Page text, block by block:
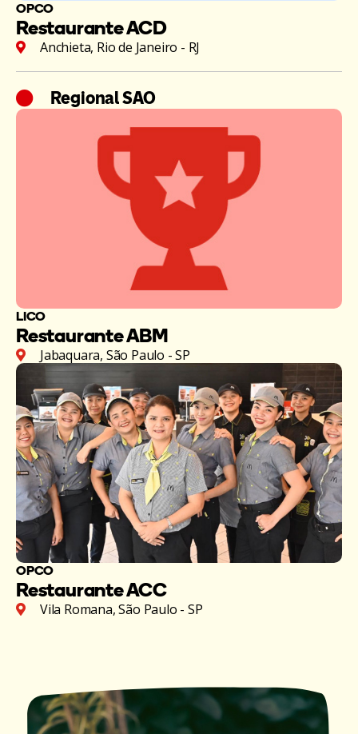
OPCO
Restaurante ACD
Anchieta, Rio de Janeiro - RJ
Regional SAO
LICO
Restaurante ABM
Jabaquara, São Paulo - SP
OPCO
Restaurante ACC
Vila Romana, São Paulo - SP